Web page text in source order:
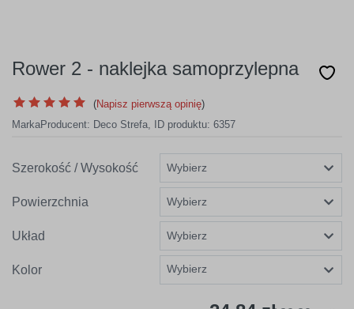
Rower 2 - naklejka samoprzylepna
(Napisz pierwszą opinię)
MarkaProducent: Deco Strefa, ID produktu: 6357
Szerokość / Wysokość
Powierzchnia
Układ
Kolor Wybierz